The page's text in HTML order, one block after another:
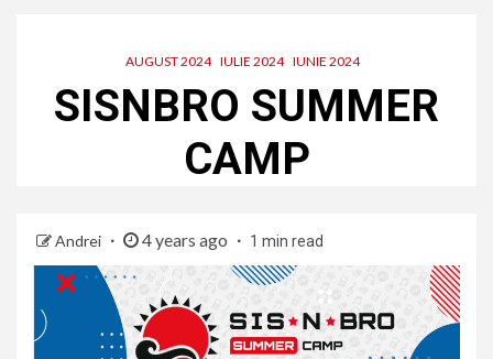
AUGUST 2024 IULIE 2024 IUNIE 2024
SISNBRO SUMMER
CAMP
Andrei 4 years ago 1 min read